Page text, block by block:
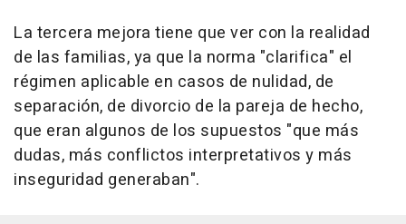
La tercera mejora tiene que ver con la realidad
de las familias, ya que la norma "clarifica" el
régimen aplicable en casos de nulidad, de
separación, de divorcio de la pareja de hecho,
que eran algunos de los supuestos "que más
dudas, más conflictos interpretativos y más
inseguridad generaban".